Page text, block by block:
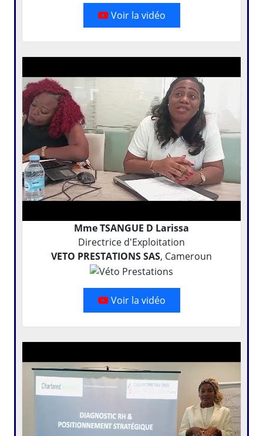
Voir la vidéo
Mme TSANGUE D Larissa
Directrice d'Exploitation
VETO PRESTATIONS SAS, Cameroun
Voir la vidéo